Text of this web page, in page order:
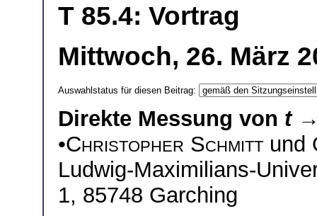
T 85.4: Vortrag
Mittwoch, 26. März
Auswahlstatus für diesen Beitrag:
Direkte Messung von t
•Christopher Schmitt und
Ludwig-Maximilians-
1, 85748 Garching